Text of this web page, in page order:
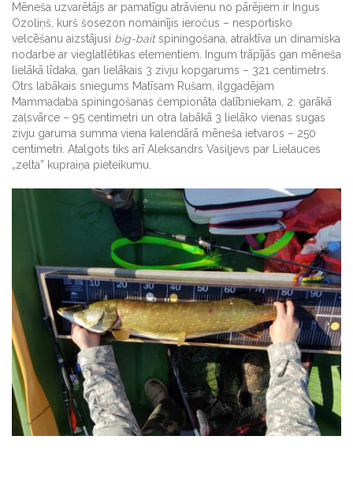
Mēneša uzvarētājs ar pamatīgu atrāvienu no pārējiem ir Ingus
Ozoliņš, kurš šosezon nomainījis ieročus – nesportisko
velcēšanu aizstājusi big-baitspiningošana, atraktīva un dinamiska
nodarbe ar vieglatlētikas elementiem. Ingum trāpījās gan mēneša
lielākā līdaka, gan lielākais 3 zivju kopgarums – 321 centimetrs.
Otrs labākais sniegums Matīsam Rušam, ilggadējam
Mammadaba spiningošanas čempionāta dalībniekam, 2. garākā
zaļsvārce – 95 centimetri un otra labākā 3 lielāko vienas sugas
zivju garuma summa viena kalendārā mēneša ietvaros – 250
centimetri. Atalgots tiks arī Aleksandrs Vasiļjevs par Lielauces
„zelta” kupraiņa pieteikumu.